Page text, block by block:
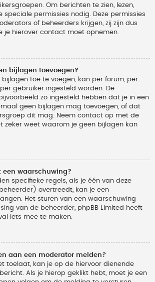
Om berichten te zien, lezen,
speciale permissies nodig. Deze permissies
of beheerders krijgen, zij zijn dus
je hierover contact moet opnemen.
bijlagen toevoegen?
bijlagen toe te voegen, kan per forum, per
gebruiker ingesteld worden. De
zo ingesteld hebben dat je in een
geen bijlagen mag toevoegen, of dat
dit mag. Neem contact op met de
zeker weet waarom je geen bijlagen kan
waarschuwing?
specifieke regels, als je één van deze
overtreedt, kan je een
Het sturen van een waarschuwing
van de beheerder, phpBB Limited heeft
iets mee te maken.
aan een moderator melden?
toelaat, kan je op de hiervoor dienende
Als je hierop geklikt hebt, moet je een